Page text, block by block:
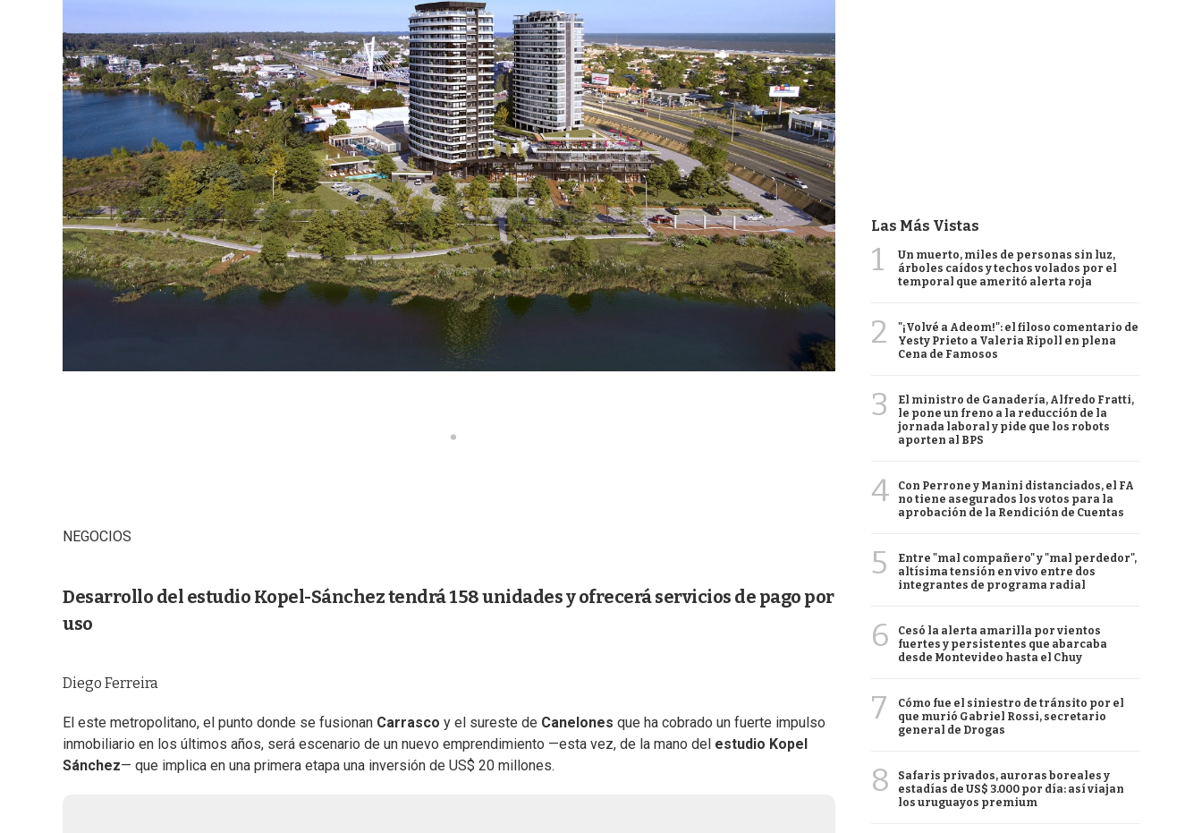
NEGOCIOS
Desarrollo del estudio Kopel-Sánchez tendrá 158 unidades y ofrecerá servicios de pago por
uso
Diego Ferreira
El este metropolitano, el punto donde se fusionan Carrasco y el sureste de Canelones que ha cobrado un fuerte impulso
inmobiliario en los últimos años, será escenario de un nuevo emprendimiento —esta vez, de la mano del estudio Kopel
Sánchez— que implica en una primera etapa una inversión de US$ 20 millones.
Las Más Vistas
1
Un muerto, miles de personas sin luz,
árboles caídos y techos volados por el
temporal que ameritó alerta roja
2
"¡Volvé a Adeom!": el filoso comentario de
Yesty Prieto a Valeria Ripoll en plena
Cena de Famosos
3
El ministro de Ganadería, Alfredo Fratti,
le pone un freno a la reducción de la
jornada laboral y pide que los robots
aporten al BPS
4
Con Perrone y Manini distanciados, el FA
no tiene asegurados los votos para la
aprobación de la Rendición de Cuentas
5
Entre "mal compañero" y "mal perdedor",
altísima tensión en vivo entre dos
integrantes de programa radial
6
Cesó la alerta amarilla por vientos
fuertes y persistentes que abarcaba
desde Montevideo hasta el Chuy
7
Cómo fue el siniestro de tránsito por el
que murió Gabriel Rossi, secretario
general de Drogas
8
Safaris privados, auroras boreales y
estadías de US$ 3.000 por día: así viajan
los uruguayos premium